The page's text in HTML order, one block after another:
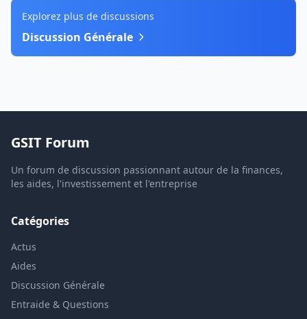
Explorez plus de discussions
Discussion Générale
GSIT Forum
Un forum de discussion passionnant autour de la finances,
les aides, l'investissement et l'entreprise
Catégories
Actus
Aides
Discussion Générale
Entraide & Questions